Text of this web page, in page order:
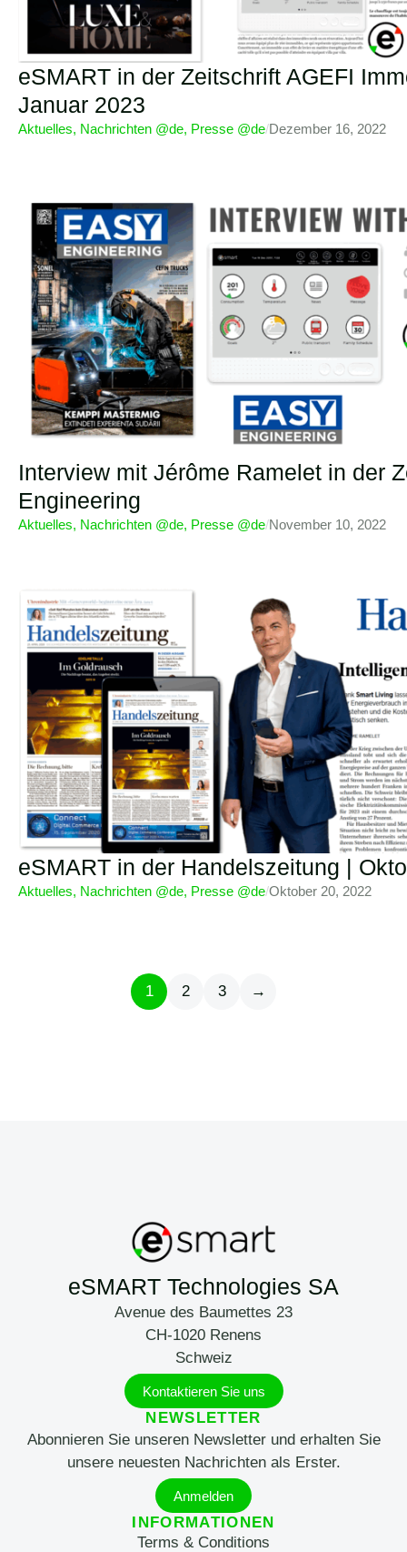
eSMART in der Zeitschrift AGEFI
Januar 2023
Aktuelles, Nachrichten @de, Presse @de/Dezember 16, 2022
Interview mit Jérôme Ramelet in der
Engineering
Aktuelles, Nachrichten @de, Presse @de/November 10, 2022
eSMART in der Handelszeitung |
Aktuelles, Nachrichten @de, Presse @de/Oktober 20, 2022
1 2 3 →
eSMART Technologies SA
Avenue des Baumettes 23
CH-1020 Renens
Schweiz
Kontaktieren Sie uns
NEWSLETTER
Abonnieren Sie unseren Newsletter und erhalten Sie
unsere neuesten Nachrichten als Erster.
Anmelden
INFORMATIONEN
Terms & Conditions